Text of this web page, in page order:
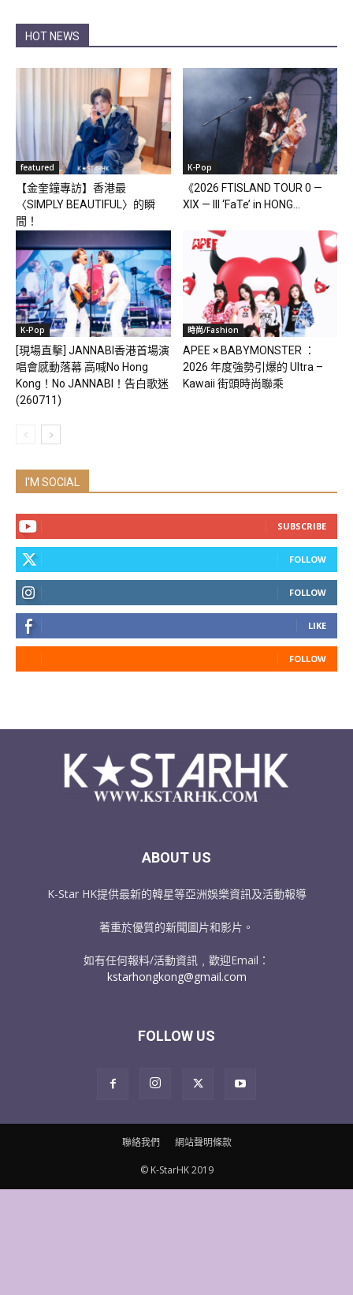
HOT NEWS
featured
【金奎鐘專訪】香港最
〈SIMPLY BEAUTIFUL〉的瞬
間！
K-Pop
《2026 FTISLAND TOUR 0 —
XIX — III ‘FaTe’ in HONG...
K-Pop
[現場直擊] JANNABI香港首場演
唱會感動落幕 高喊No Hong
Kong！No JANNABI！告白歌迷
(260711)
時尚/Fashion
APEE × BABYMONSTER ：
2026 年度強勢引爆的 Ultra –
Kawaii 街頭時尚聯乘
I'M SOCIAL
SUBSCRIBE
FOLLOW
FOLLOW
LIKE
FOLLOW
ABOUT US
K-Star HK提供最新的韓星等亞洲娛樂資訊及活動報導
著重於優質的新聞圖片和影片。
如有任何報料/活動資訊﹐歡迎Email：
kstarhongkong@gmail.com
FOLLOW US
聯絡我們 網站聲明條款
© K-StarHK 2019